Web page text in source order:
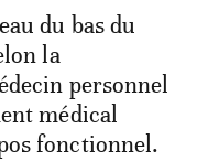
du bas du
la
personnel
médical
fonctionnel.